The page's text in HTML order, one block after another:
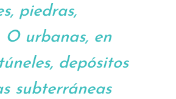
piedras,
O urbanas, en
depósitos
subterráneas